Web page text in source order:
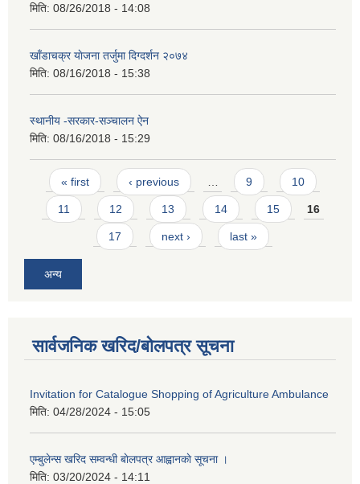
मिति: 08/26/2018 - 14:08
खाँडाचक्र याेजना तर्जुमा दिग्दर्शन २०७४
मिति: 08/16/2018 - 15:38
स्थानीय -सरकार-सञ्चालन ऐन
मिति: 08/16/2018 - 15:29
Pages
« first ‹ previous … 9 10
11 12 13 14 15 16
17 next › last »
अन्य
सार्वजनिक खरिद/बोलपत्र सूचना
Invitation for Catalogue Shopping of Agriculture Ambulance
मिति: 04/28/2024 - 15:05
एम्बुलेन्स खरिद सम्वन्धी बाेलपत्र आह्वानकाे सूचना ।
मिति: 03/20/2024 - 14:11